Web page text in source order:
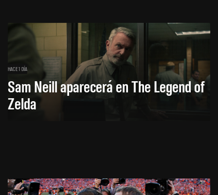
HACE 1 DÍA
Sam Neill aparecerá en The Legend of
Zelda